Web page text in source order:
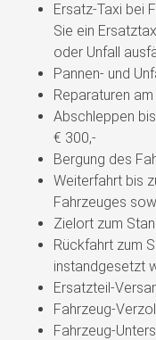
Ersatz-Taxi bei
Sie ein
oder Unfall
Pannen- und
Reparaturen
Abschleppen
€ 300,-
Bergung des
Weiterfahrt bis
Fahrzeuges
Zielort zum
Rückfahrt zum
instandgesetzt
Ersatzteil-
Fahrzeug-
Fahrzeug-